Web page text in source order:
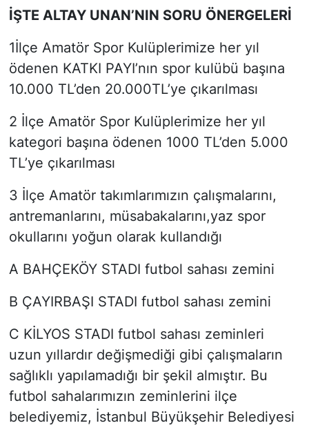
İŞTE ALTAY UNAN’NIN SORU ÖNERGELERİ
1İlçe Amatör Spor Kulüplerimize her yıl
ödenen KATKI PAYI’nın spor kulübü başına
10.000 TL’den 20.000TL’ye çıkarılması
2 İlçe Amatör Spor Kulüplerimize her yıl
kategori başına ödenen 1000 TL’den 5.000
TL’ye çıkarılması
3 İlçe Amatör takımlarımızın çalışmalarını,
antremanlarını, müsabakalarını,yaz spor
okullarını yoğun olarak kullandığı
A BAHÇEKÖY STADI futbol sahası zemini
B ÇAYIRBAŞI STADI futbol sahası zemini
C KİLYOS STADI futbol sahası zeminleri
uzun yıllardır değişmediği gibi çalışmaların
sağlıklı yapılamadığı bir şekil almıştır. Bu
futbol sahalarımızın zeminlerini ilçe
belediyemiz, İstanbul Büyükşehir Belediyesi